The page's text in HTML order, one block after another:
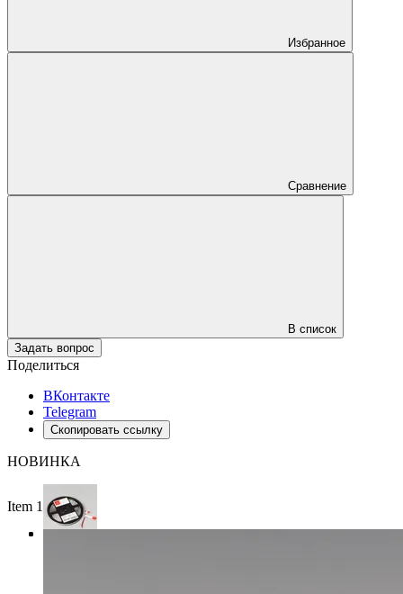
Избранное
Сравнение
В список
Задать вопрос
Поделиться
ВКонтакте
Telegram
Скопировать ссылку
НОВИНКА
Item 1 of 3